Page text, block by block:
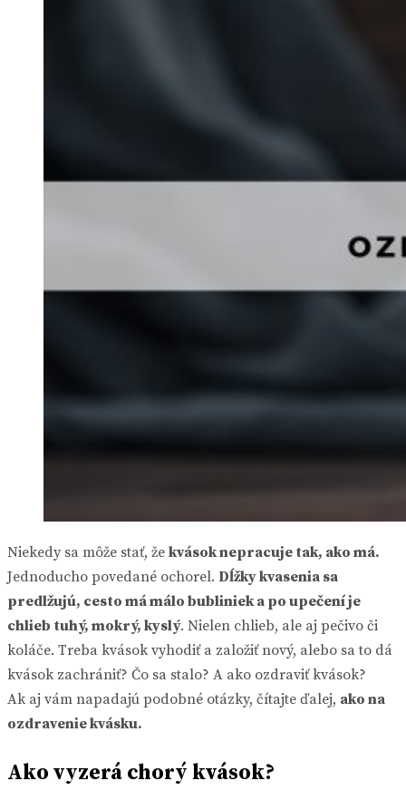
Niekedy sa môže stať, že kvások nepracuje tak, ako má.
Jednoducho povedané ochorel. Dĺžky kvasenia sa
predlžujú, cesto má málo bubliniek a po upečení je
chlieb tuhý, mokrý, kyslý. Nielen chlieb, ale aj pečivo či
koláče. Treba kvások vyhodiť a založiť nový, alebo sa to dá
kvások zachrániť? Čo sa stalo? A ako ozdraviť kvások?
Ak aj vám napadajú podobné otázky, čítajte ďalej, ako na
ozdravenie kvásku.
Ako vyzerá chorý kvások?